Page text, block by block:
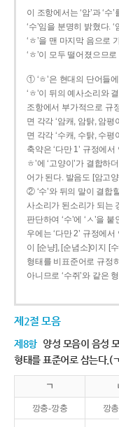
이 조항에서는 ‘암’과 ‘수
‘수’임을 분명히 밝혔다. ‘
‘ㅎ’을 맨 마지막 음으로
‘ㅎ’이 모두 떨어졌으므
① ‘ㅎ’은 현대의 단어들
‘ㅎ’이 뒤의 예사소리와
조항에서 부가적으로 규
면 각각 ‘암캐, 암탉, 암평
면 각각 ‘수캐, 수탉, 수
축약은 ‘다만 1’ 규정에
ㅎ’에 ‘고양이’가 결합하
어가 된다. 발음도 [암고
② ‘수’와 뒤의 말이 결합
사소리가 된소리가 되는
판단하여 ‘수’에 ‘ㅅ’을
우에는 ‘다만 2’ 규정에
이 [순냥], [순념소]이지 [
형태를 비표준어로 규정
아니므로 ‘수쥐’와 같은
제2절 모음
제8항 양성 모음이 음성
형태를 표준어로 삼는다.(
ㄱ
깡충-깡충 깡